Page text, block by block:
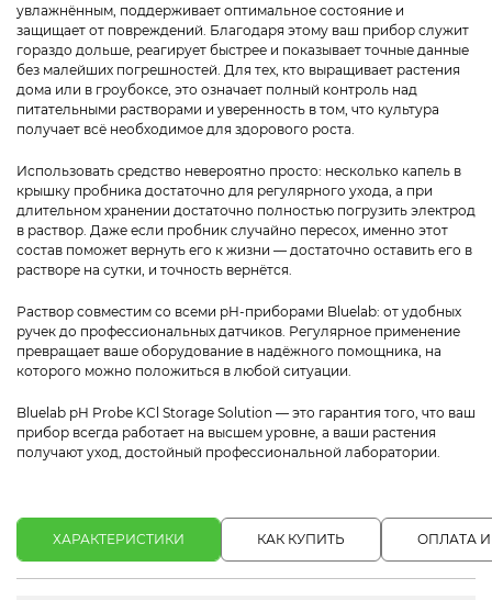
увлажнённым, поддерживает оптимальное состояние и
защищает от повреждений. Благодаря этому ваш прибор служит
гораздо дольше, реагирует быстрее и показывает точные данные
без малейших погрешностей. Для тех, кто выращивает растения
дома или в гроубоксе, это означает полный контроль над
питательными растворами и уверенность в том, что культура
получает всё необходимое для здорового роста.
Использовать средство невероятно просто: несколько капель в
крышку пробника достаточно для регулярного ухода, а при
длительном хранении достаточно полностью погрузить электрод
в раствор. Даже если пробник случайно пересох, именно этот
состав поможет вернуть его к жизни — достаточно оставить его в
растворе на сутки, и точность вернётся.
Раствор совместим со всеми pH-приборами Bluelab: от удобных
ручек до профессиональных датчиков. Регулярное применение
превращает ваше оборудование в надёжного помощника, на
которого можно положиться в любой ситуации.
Bluelab pH Probe KCl Storage Solution — это гарантия того, что ваш
прибор всегда работает на высшем уровне, а ваши растения
получают уход, достойный профессиональной лаборатории.
ХАРАКТЕРИСТИКИ КАК КУПИТЬ ОПЛАТА